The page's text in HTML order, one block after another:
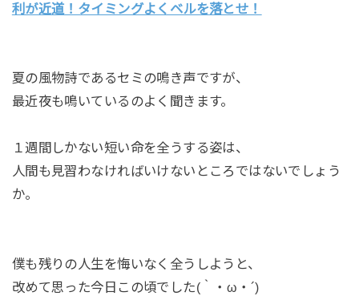
利が近道！タイミングよくベルを落とせ！
夏の風物詩であるセミの鳴き声ですが、
最近夜も鳴いているのよく聞きます。
１週間しかない短い命を全うする姿は、
人間も見習わなければいけないところではないでしょう
か。
僕も残りの人生を悔いなく全うしようと、
改めて思った今日この頃でした(｀・ω・´)